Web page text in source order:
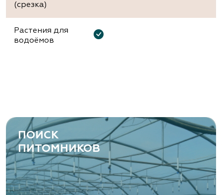
(срезка)
Растения для
водоёмов
ПОИСК
ПИТОМНИКОВ